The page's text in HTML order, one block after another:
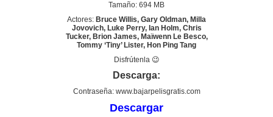
Tamaño: 694 MB
Actores: Bruce Willis, Gary Oldman, Milla
Jovovich, Luke Perry, Ian Holm, Chris
Tucker, Brion James, Maïwenn Le Besco,
Tommy ‘Tiny’ Lister, Hon Ping Tang
Disfrútenla 😉
Descarga:
Contraseña: www.bajarpelisgratis.com
Descargar